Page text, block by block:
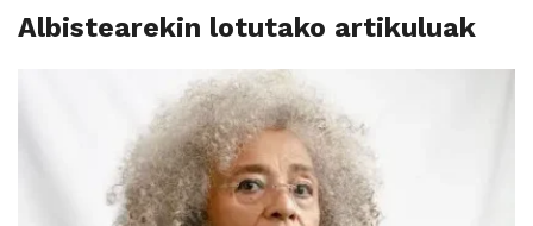
Albistearekin lotutako artikuluak